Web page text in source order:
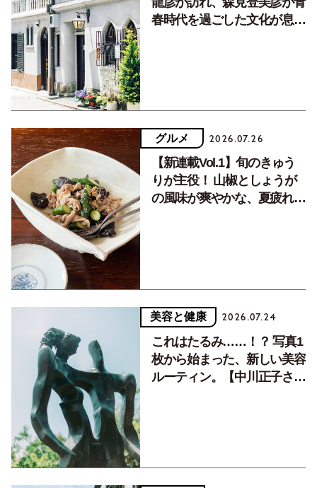
春時代を過ごした文化が息づ
グルメ 2026.07.26
【新連載Vol.1】旬のきゅう
りが主役！ 山椒としょうが
の風味が爽やかな、夏疲れを
美容と健康 2026.07.24
これはたるみ……！？ 写真1
枚から始まった、新しい美容
ルーティン。【中川正子さん